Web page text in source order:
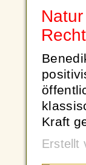
Kraft
Erstellt